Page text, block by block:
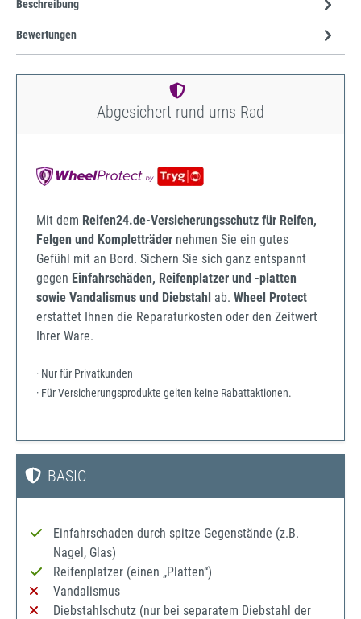
Beschreibung
Bewertungen
Abgesichert rund ums Rad
Mit dem Reifen24.de-Versicherungsschutz für Reifen,
Felgen und Kompletträder nehmen Sie ein gutes
Gefühl mit an Bord. Sichern Sie sich ganz entspannt
gegen Einfahrschäden, Reifenplatzer und -platten
sowie Vandalismus und Diebstahl ab. Wheel Protect
erstattet Ihnen die Reparaturkosten oder den Zeitwert
Ihrer Ware.
· Nur für Privatkunden
· Für Versicherungsprodukte gelten keine Rabattaktionen.
BASIC
Einfahrschaden durch spitze Gegenstände (z.B.
Nagel, Glas)
Reifenplatzer (einen „Platten“)
Vandalismus
Diebstahlschutz (nur bei separatem Diebstahl der